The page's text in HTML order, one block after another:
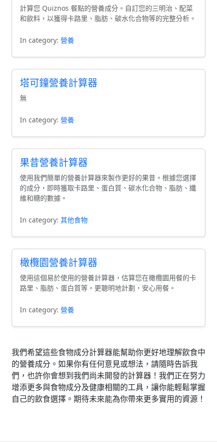
計算您 Quiznos 餐點的營養成分。自訂您的三明治、配菜
和飲料，以獲得卡路里、脂肪、碳水化合物等的完整分析。
In category: 營養
塔可鐘營養計算器
無
In category: 營養
果昔營養計算器
使用我們簡單的營養計算器來製作更好的果昔。根據您選擇
的成分，即時獲取卡路里、蛋白質、碳水化合物、脂肪、纖
維和糖的數據。
In category: 其他食物
橄欖園營養計算器
使用這個易於使用的營養計算器，估算您在橄欖園用餐的卡
路里、脂肪、蛋白質等。更聰明地計劃，安心用餐。
In category: 營養
我們希望這些食物成分計算器能幫助你更好地理解飲食中
的營養成分。如果你有任何意見或想法，請隨時告訴我
們，也許你會想到我們尚未開發的計算器！我們正在努力
增添更多與食物成分及健康相關的工具，讓你能輕鬆掌握
自己的飲食選擇。期待未來能為你帶來更多實用的資源！